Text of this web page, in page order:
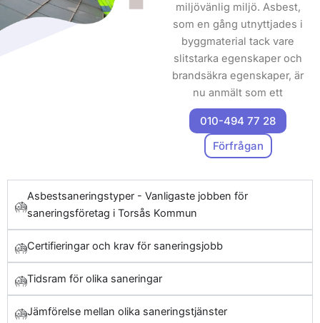
miljövänlig miljö. Asbest,
som en gång utnyttjades i
byggmaterial tack vare
slitstarka egenskaper och
brandsäkra egenskaper, är
nu anmält som ett
omfattande hot mot
individers välbefinnande.
Exponering för
asbestdamm kan leda till
livshotande sjukdomar
såsom lungcancer och
asbestos, vilket gör
specialiserad
asbestsanering essentiell.
När du anlitar oss för att
Kommun, prioriterar du att
skydda både naturen och
010-494 77 28
Förfrågan
Asbestsaneringstyper - Vanligaste jobben för
saneringsföretag i Torsås Kommun
Certifieringar och krav för saneringsjobb
Tidsram för olika saneringar
Jämförelse mellan olika saneringstjänster